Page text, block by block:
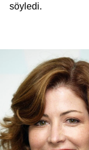
söyledi.